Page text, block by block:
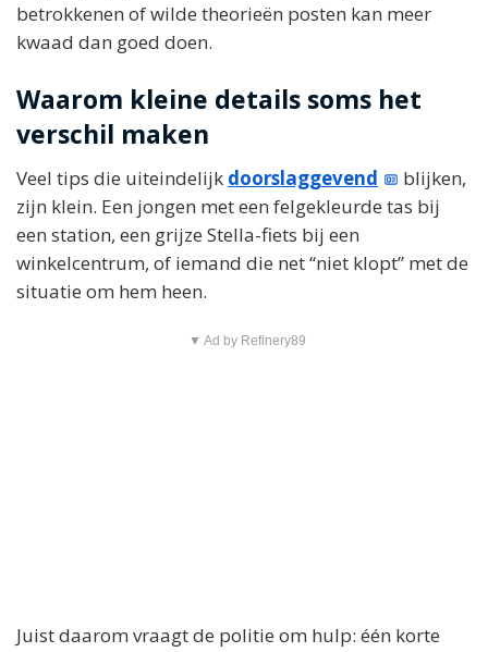
betrokkenen of wilde theorieën posten kan meer
kwaad dan goed doen.
Waarom kleine details soms het
verschil maken
Veel tips die uiteindelijk doorslaggevend
blijken,
zijn klein. Een jongen met een felgekleurde tas bij
een station, een grijze Stella-fiets bij een
winkelcentrum, of iemand die net “niet klopt” met de
situatie om hem heen.
▼ Ad by Refinery89
Juist daarom vraagt de politie om hulp: één korte